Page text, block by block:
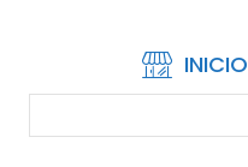
INICIO